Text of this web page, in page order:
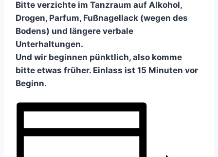
Bitte verzichte im Tanzraum auf Alkohol,
Drogen, Parfum, Fußnagellack (wegen des
Bodens) und längere verbale
Unterhaltungen.
Und wir beginnen pünktlich, also komme
bitte etwas früher. Einlass ist 15 Minuten vor
Beginn.